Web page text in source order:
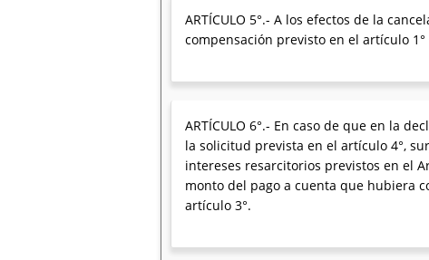
ARTÍCULO 5°.- A los efectos de la
compensación previsto en el artículo
ARTÍCULO 6°.- En caso de que en la
la solicitud prevista en el artículo 4°,
intereses resarcitorios previstos en el
monto del pago a cuenta que hubiera
artículo 3°.